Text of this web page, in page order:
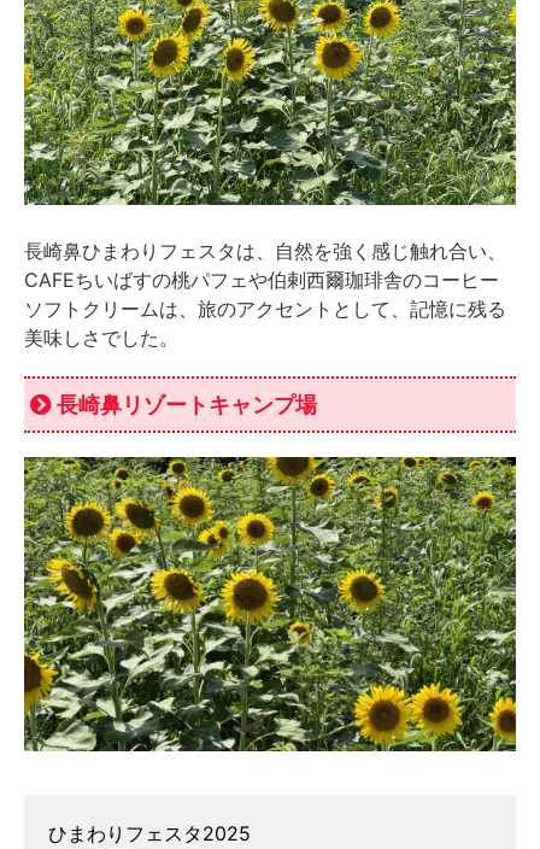
長崎鼻ひまわりフェスタは、自然を強く感じ触れ合い、
CAFEちいばすの桃パフェや伯剌西爾珈琲舎のコーヒー
ソフトクリームは、旅のアクセントとして、記憶に残る
美味しさでした。
長崎鼻リゾートキャンプ場
ひまわりフェスタ2025